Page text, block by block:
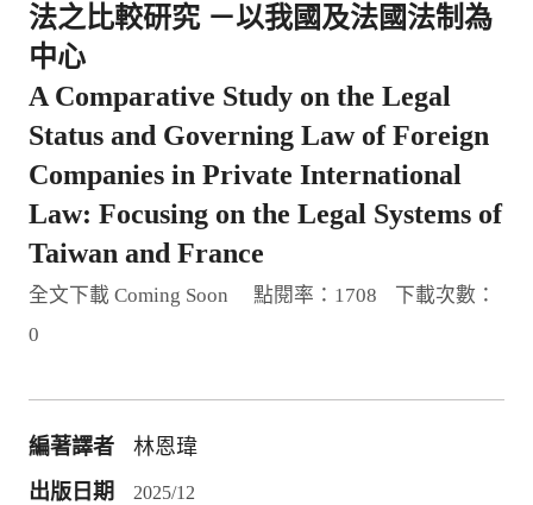
法之比較研究 －以我國及法國法制為
中心
A Comparative Study on the Legal
Status and Governing Law of Foreign
Companies in Private International
Law: Focusing on the Legal Systems of
Taiwan and France
全文下載 Coming Soon 點閱率：1708
下載次數：
0
編著譯者
林恩瑋
出版日期
2025/12